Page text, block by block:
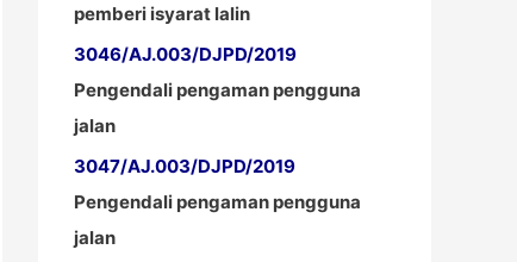
pemberi isyarat lalin
3046/AJ.003/DJPD/2019
Pengendali pengaman pengguna
jalan
3047/AJ.003/DJPD/2019
Pengendali pengaman pengguna
jalan